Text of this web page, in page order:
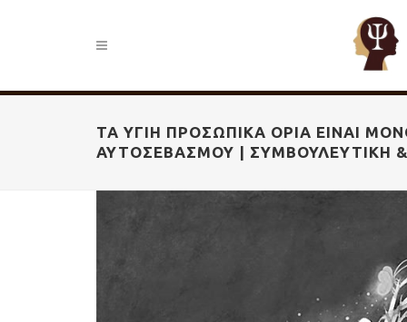
ΤΑ ΥΓΙΉ ΠΡΟΣΩΠΙΚΆ ΌΡΙΑ ΕΊΝΑΙ
ΑΥΤΟΣΕΒΑΣΜΟΎ | ΣΥΜΒΟΥΛΕΥΤΙΚΉ